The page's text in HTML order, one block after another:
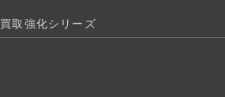
買取強化シリーズ